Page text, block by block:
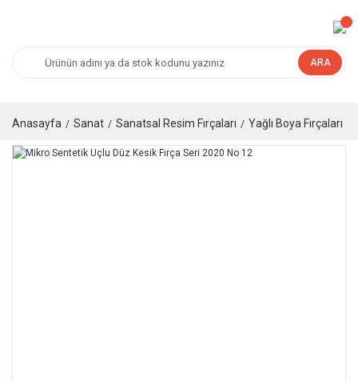
ARA
Anasayfa Sanat Sanatsal Resim Fırçaları Yağlı Boya Fırçaları